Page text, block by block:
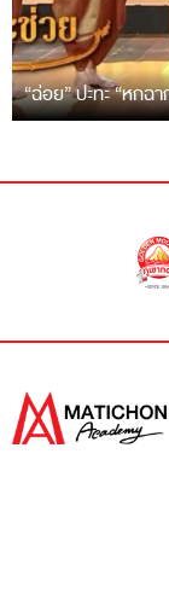
“ฉ่อย” ปะทะ “หกฉ